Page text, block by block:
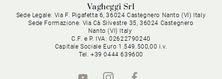
Vagheggi Srl
Sede Legale: Via F. Pigafetta 6, 36024 Castegnero Nanto (VI) Italy
Sede Formazione: Via Cà Silvestre 35, 36024 Castegnero
Nanto (VI) Italy
C.F. e P. IVA: 02622790240
Capitale Sociale Euro 1.549.500,00 i.v.
Tel. +39 0444 639600